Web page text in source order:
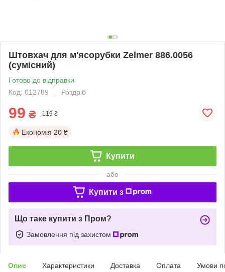
Штовхач для м'ясорубки Zelmer 886.0056
(сумісний)
Готово до відправки
Код: 012789
Роздріб
99 ₴ 119 ₴
Економія 20 ₴
Купити
або
Купити з
Що таке купити з Пром?
Замовлення під захистом
Опис Характеристики Доставка Оплата Умови